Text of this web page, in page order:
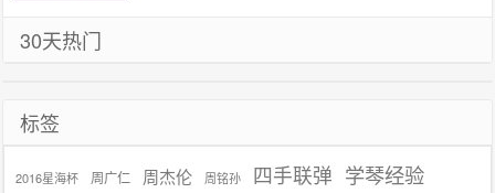
30天热门
标签
2016星海杯 周广仁 周杰伦 周铭孙 四手联弹 学琴经验